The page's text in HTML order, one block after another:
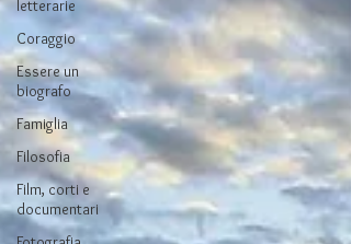
letterarie
Coraggio
Essere un
biografo
Famiglia
Filosofia
Film, corti e
documentari